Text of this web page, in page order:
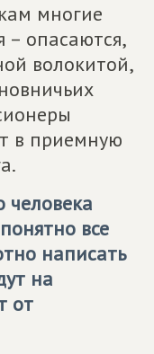
многие
– опасаются,
волокитой,
в приемную
человека
все
написать
на
от